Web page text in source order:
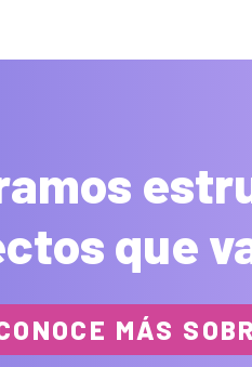
que
MÁS